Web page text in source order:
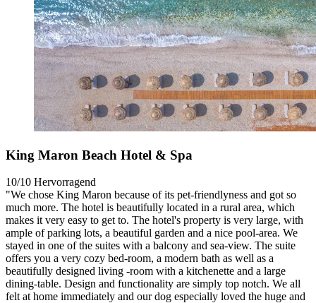
King Maron Beach Hotel & Spa
10/10 Hervorragend
"We chose King Maron because of its pet-friendlyness and got so
much more. The hotel is beautifully located in a rural area, which
makes it very easy to get to. The hotel's property is very large, with
ample of parking lots, a beautiful garden and a nice pool-area. We
stayed in one of the suites with a balcony and sea-view. The suite
offers you a very cozy bed-room, a modern bath as well as a
beautifully designed living -room with a kitchenette and a large
dining-table. Design and functionality are simply top notch. We all
felt at home immediately and our dog especially loved the huge and